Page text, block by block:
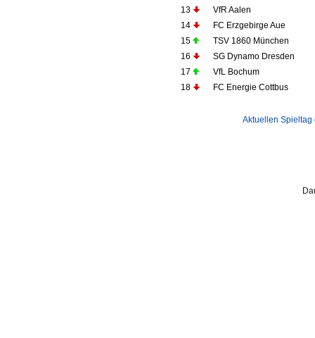
13
VfR Aalen
14
FC Erzgebirge Aue
15
TSV 1860 München
16
SG Dynamo Dresden
17
VfL Bochum
18
FC Energie Cottbus
Aktuellen Spieltag